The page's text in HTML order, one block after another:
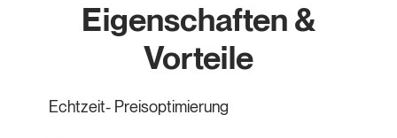
Eigenschaften &
Vorteile
Echtzeit- Preisoptimierung